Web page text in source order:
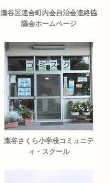
瀬谷区連合町内会自治会連絡協
議会ホームページ
瀬谷さくら小学校コミュニテ
ィ・スクール